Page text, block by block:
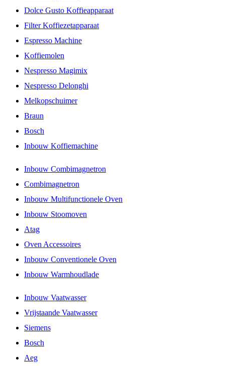
Dolce Gusto Koffieapparaat
Filter Koffiezetapparaat
Espresso Machine
Koffiemolen
Nespresso Magimix
Nespresso Delonghi
Melkopschuimer
Braun
Bosch
Inbouw Koffiemachine
Inbouw Combimagnetron
Combimagnetron
Inbouw Multifunctionele Oven
Inbouw Stoomoven
Atag
Oven Accessoires
Inbouw Conventionele Oven
Inbouw Warmhoudlade
Inbouw Vaatwasser
Vrijstaande Vaatwasser
Siemens
Bosch
Aeg